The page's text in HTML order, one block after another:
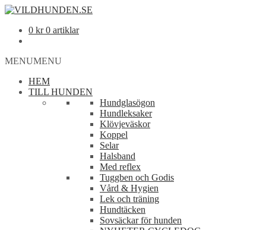
0 kr 0 artiklar
MENUMENU
HEM
TILL HUNDEN
Hundglasögon
Hundleksaker
Klövjeväskor
Koppel
Selar
Halsband
Med reflex
Tuggben och Godis
Vård & Hygien
Lek och träning
Hundtäcken
Sovsäckar för hunden